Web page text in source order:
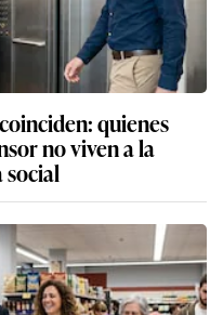
quienes
no viven a la
social